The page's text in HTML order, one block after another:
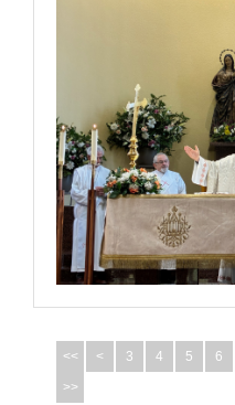
<< < 3 4 5 6
>>